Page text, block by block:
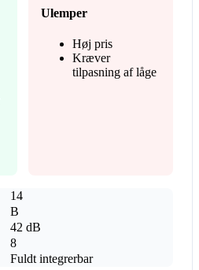
Ulemper
Høj pris
Kræver
tilpasning af låge
14
B
42 dB
8
Fuldt integrerbar